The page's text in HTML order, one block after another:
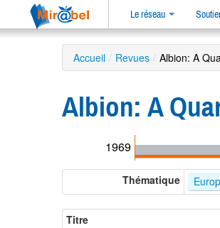
Le réseau
Accueil / Revues / Albion: A
Albion: A
1969
Thématique
Titre